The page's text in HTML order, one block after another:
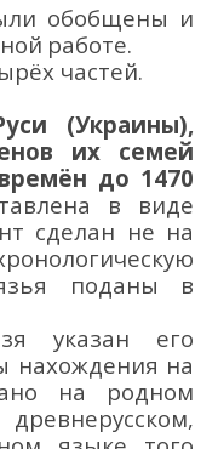
обобщены и
й работе.
частей.
(Украины),
их семей
до 1470
в виде
сделан не на
поданы в
указан его
нахождения на
на родном
древнерусском,